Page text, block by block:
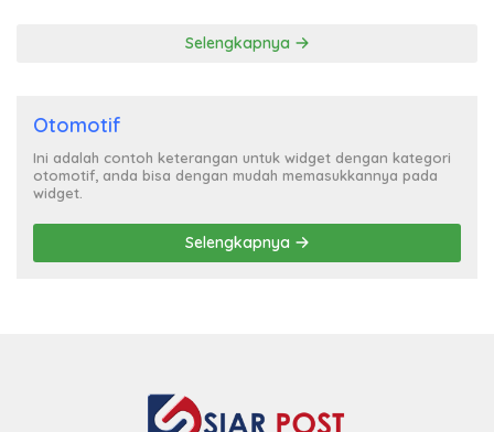
Selengkapnya
Otomotif
Ini adalah contoh keterangan untuk widget dengan kategori
otomotif, anda bisa dengan mudah memasukkannya pada
widget.
Selengkapnya